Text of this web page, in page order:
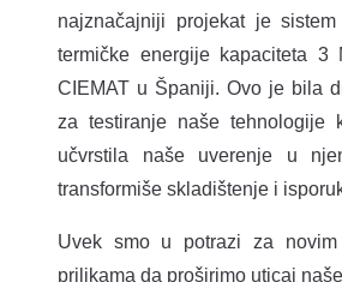
najznačajniji projekat je
termičke energije kapaciteta 3
CIEMAT u Španiji. Ovo je bila
za testiranje naše tehnologije
učvrstila naše uverenje u
transformiše skladištenje i
Uvek smo u potrazi za novim
prilikama da proširimo uticaj